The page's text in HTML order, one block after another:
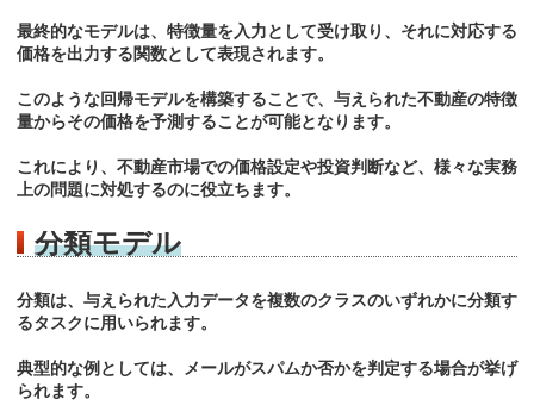
最終的なモデルは、特徴量を入力として受け取り、それに対応する
価格を出力する関数として表現されます。
このような回帰モデルを構築することで、与えられた不動産の特徴
量からその価格を予測することが可能となります。
これにより、不動産市場での価格設定や投資判断など、様々な実務
上の問題に対処するのに役立ちます。
分類モデル
分類は、与えられた入力データを複数のクラスのいずれかに分類す
るタスクに用いられます。
典型的な例としては、メールがスパムか否かを判定する場合が挙げ
られます。